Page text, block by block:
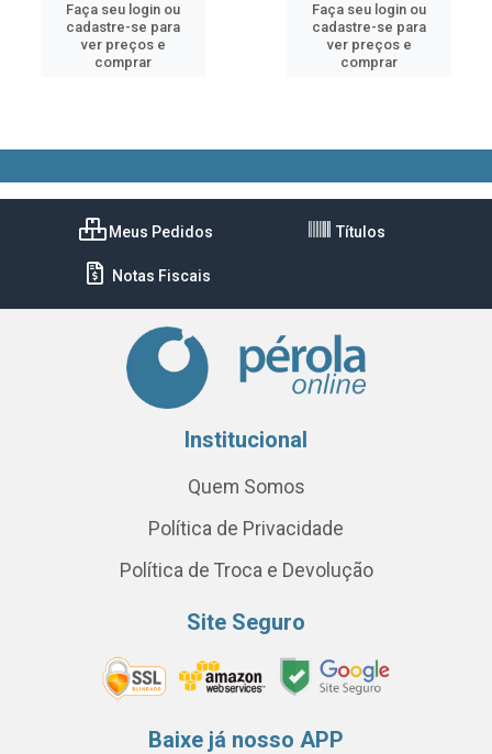
Faça seu login ou
cadastre-se para
ver preços e
comprar
Faça seu login ou
cadastre-se para
ver preços e
comprar
Meus Pedidos Títulos
Notas Fiscais
Institucional
Quem Somos
Política de Privacidade
Política de Troca e Devolução
Site Seguro
Baixe já nosso APP